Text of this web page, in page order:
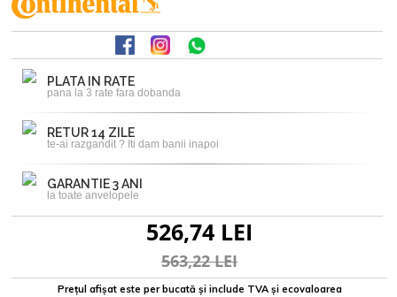
PLATA IN RATE
pana la 3 rate fara dobanda
RETUR 14 ZILE
te-ai razgandit ? Iti dam banii inapoi
GARANTIE 3 ANI
la toate anvelopele
526,74 LEI
563,22 LEI
Prețul afișat este per bucată și include TVA și ecovaloarea